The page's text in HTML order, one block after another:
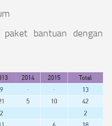
bantuan dengan